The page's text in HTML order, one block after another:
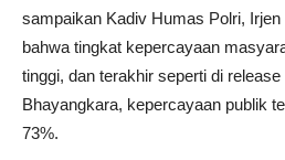
sampaikan Kadiv Humas Polri, Irjen
bahwa tingkat kepercayaan
tinggi, dan terakhir seperti di
Bhayangkara, kepercayaan publik
73%.